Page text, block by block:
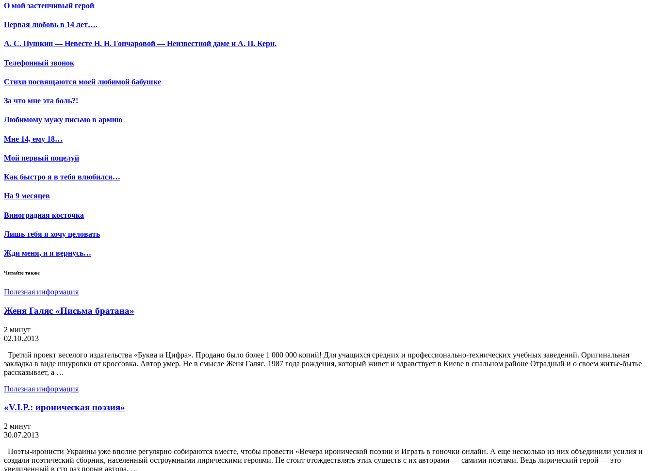
О мой застенчивый герой
Первая любовь в 14 лет….
А. С. Пушкин — Невесте Н. Н. Гончаровой — Неизвестной даме и А. П. Керн.
Телефонный звонок
Стихи посвящаются моей любимой бабушке
За что мне эта боль?!
Любимому мужу письмо в армию
Мне 14, ему 18…
Мой первый поцелуй
Как быстро я в тебя влюбился…
На 9 месяцев
Виноградная косточка
Лишь тебя я хочу целовать
Жди меня, и я вернусь…
Читайте также
Полезная информация
Женя Галяс «Письма братана»
2 минут
02.10.2013
Третий проект веселого издательства «Буква и Цифра». Продано было более 1 000 000 копий! Для учащихся средних и профессионально-технических учебных заведений. Оригинальная
закладка в виде шнуровки от кроссовка. Автор умер. Не в смысле Женя Галяс, 1987 года рождения, который живет и здравствует в Киеве в спальном районе Отрадный и о своем житье-бытье
рассказывает, а …
Полезная информация
«V.I.P.: ироническая поэзия»
2 минут
30.07.2013
Поэты-иронисти Украины уже вполне регулярно собираются вместе, чтобы провести «Вечера иронической поэзии и Играть в гоночки онлайн. А еще несколько из них объединили усилия и
создали поэтический сборник, населенный остроумными лирическими героями. Не стоит отождествлять этих существ с их авторами — самими поэтами. Ведь лирический герой — это
увеличенный в сто раз порыв автора. …